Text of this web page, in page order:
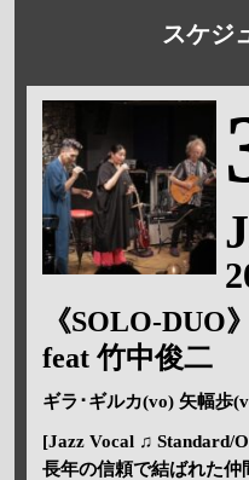
スケジ
《SOLO-DUO》
feat 竹中俊二
ギラ･ギルカ(vo) 矢幅歩
[Jazz Vocal ♫ Standard/
長年の信頼で結ばれた仲